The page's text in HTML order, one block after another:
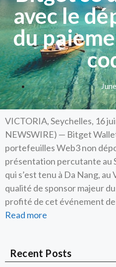
avec le
du
VICTORIA, Seychelles, 16
NEWSWIRE) — Bitget
portefeuilles Web3 non
présentation percutante au
qui s’est tenu à Da Nang, au
qualité de sponsor majeur
profité de cet événement
Read more
Recent Posts